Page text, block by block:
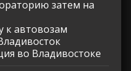
затем на
к автовозам
во Владивостоке